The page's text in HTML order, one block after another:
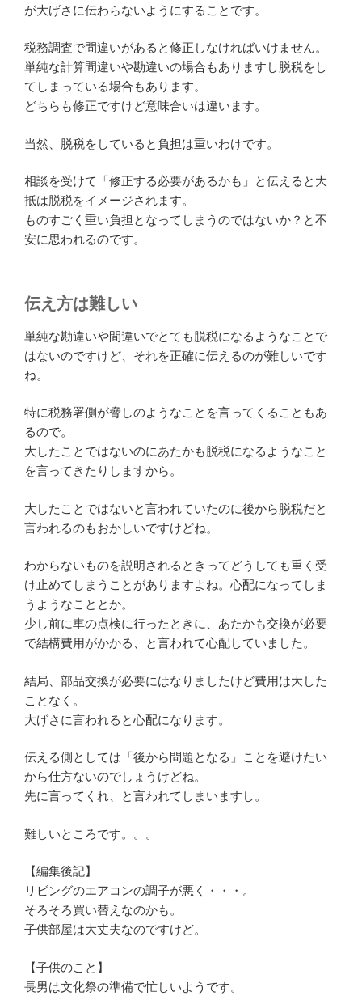
が大げさに伝わらないようにすることです。
税務調査で間違いがあると修正しなければいけません。
単純な計算間違いや勘違いの場合もありますし脱税をし
てしまっている場合もあります。
どちらも修正ですけど意味合いは違います。
当然、脱税をしていると負担は重いわけです。
相談を受けて「修正する必要があるかも」と伝えると大
抵は脱税をイメージされます。
ものすごく重い負担となってしまうのではないか？と不
安に思われるのです。
伝え方は難しい
単純な勘違いや間違いでとても脱税になるようなことで
はないのですけど、それを正確に伝えるのが難しいです
ね。
特に税務署側が脅しのようなことを言ってくることもあ
るので。
大したことではないのにあたかも脱税になるようなこと
を言ってきたりしますから。
大したことではないと言われていたのに後から脱税だと
言われるのもおかしいですけどね。
わからないものを説明されるときってどうしても重く受
け止めてしまうことがありますよね。心配になってしま
うようなこととか。
少し前に車の点検に行ったときに、あたかも交換が必要
で結構費用がかかる、と言われて心配していました。
結局、部品交換が必要にはなりましたけど費用は大した
ことなく。
大げさに言われると心配になります。
伝える側としては「後から問題となる」ことを避けたい
から仕方ないのでしょうけどね。
先に言ってくれ、と言われてしまいますし。
難しいところです。。。
【編集後記】
リビングのエアコンの調子が悪く・・・。
そろそろ買い替えなのかも。
子供部屋は大丈夫なのですけど。
【子供のこと】
長男は文化祭の準備で忙しいようです。